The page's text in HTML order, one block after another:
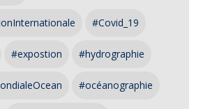
#Covid_19
#expostion #hydrographie
#océanographie